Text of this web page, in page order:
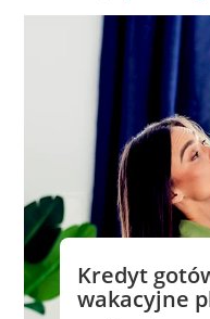
Kredyt
wakacyjne